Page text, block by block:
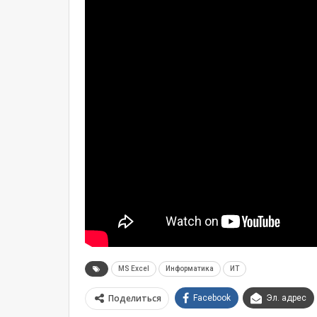
MS Excel Информатика ИТ
Поделиться Facebook Эл. адрес